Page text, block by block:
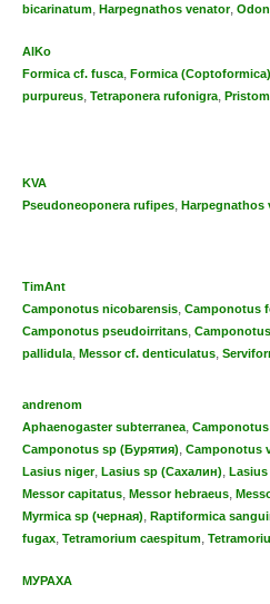
bicarinatum, Harpegnathos venator,
AlKo
Formica cf. fusca, Formica
purpureus, Tetraponera rufonigra,
KVA
Pseudoneoponera rufipes, Harpegnathos
TimAnt
Camponotus nicobarensis, Camponotus
Camponotus pseudoirritans,
pallidula, Messor cf. denticulatus,
andrenom
Aphaenogaster subterranea,
Camponotus sp (Бурятия), Сamponotus
Lasius niger, Lasius sp (Сахалин),
Messor capitatus, Messor hebraeus,
Myrmica sp (черная), Raptiformica
fugax, Tetramorium caespitum,
МУРАХА